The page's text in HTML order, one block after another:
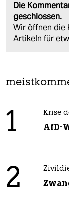
Die
geschlossen.
Wir öffnen die
Artikeln für
1 Krise
AfD-
2